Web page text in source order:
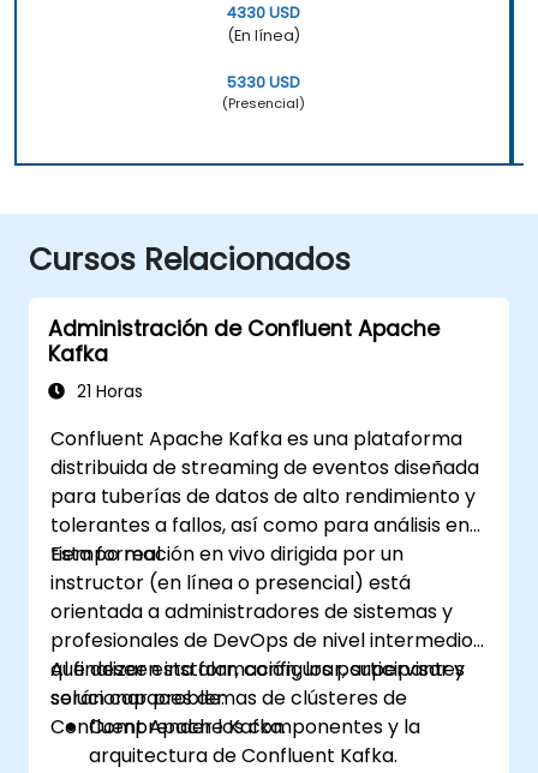
4330 USD
(En línea)
5330 USD
(Presencial)
Cursos Relacionados
Administración de Confluent Apache
Kafka
21 Horas
Confluent Apache Kafka es una plataforma
distribuida de streaming de eventos diseñada
para tuberías de datos de alto rendimiento y
tolerantes a fallos, así como para análisis en
tiempo real.
Esta formación en vivo dirigida por un
instructor (en línea o presencial) está
orientada a administradores de sistemas y
profesionales de DevOps de nivel intermedio
que deseen instalar, configurar, supervisar y
solucionar problemas de clústeres de
Confluent Apache Kafka.
Al finalizar esta formación, los participantes
serán capaces de:
Comprender los componentes y la
arquitectura de Confluent Kafka.